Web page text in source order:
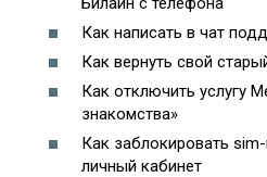
Как написать в чат
Как вернуть свой
Как отключить услугу
знакомства»
Как заблокировать
личный кабинет